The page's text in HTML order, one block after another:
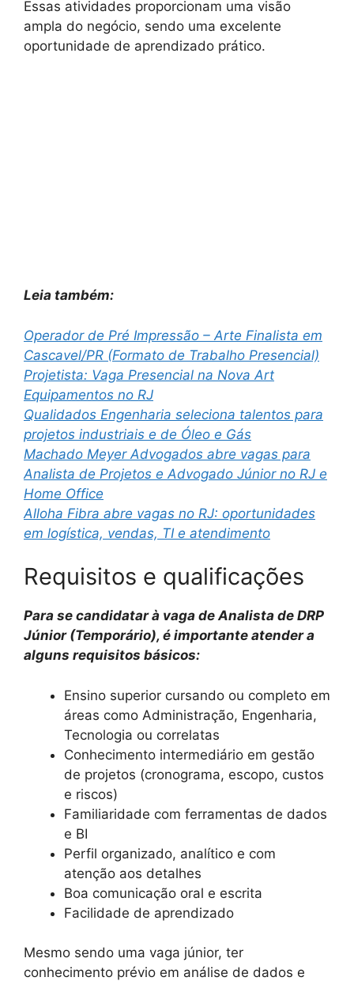
Essas atividades proporcionam uma visão
ampla do negócio, sendo uma excelente
oportunidade de aprendizado prático.
Leia também:
Operador de Pré Impressão – Arte Finalista em
Cascavel/PR (Formato de Trabalho Presencial)
Projetista: Vaga Presencial na Nova Art
Equipamentos no RJ
Qualidados Engenharia seleciona talentos para
projetos industriais e de Óleo e Gás
Machado Meyer Advogados abre vagas para
Analista de Projetos e Advogado Júnior no RJ e
Home Office
Alloha Fibra abre vagas no RJ: oportunidades
em logística, vendas, TI e atendimento
Requisitos e qualificações
Para se candidatar à vaga de Analista de DRP
Júnior (Temporário), é importante atender a
alguns requisitos básicos:
Ensino superior cursando ou completo em
áreas como Administração, Engenharia,
Tecnologia ou correlatas
Conhecimento intermediário em gestão
de projetos (cronograma, escopo, custos
e riscos)
Familiaridade com ferramentas de dados
e BI
Perfil organizado, analítico e com
atenção aos detalhes
Boa comunicação oral e escrita
Facilidade de aprendizado
Mesmo sendo uma vaga júnior, ter
conhecimento prévio em análise de dados e